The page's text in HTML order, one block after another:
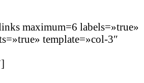
maximum=6 labels=»true»
template=»col-3″